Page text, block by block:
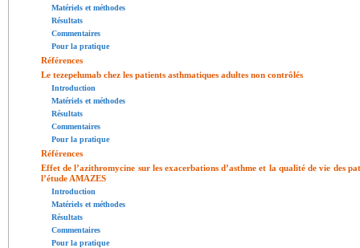
Matériels et méthodes
Résultats
Commentaires
Pour la pratique
Références
Le tezepelumab chez les patients asthmatiques adultes non contrôlés
Introduction
Matériels et méthodes
Résultats
Commentaires
Pour la pratique
Références
Effet de l’azithromycine sur les exacerbations d’asthme et la qualité de vie des
l’étude AMAZES
Introduction
Matériels et méthodes
Résultats
Commentaires
Pour la pratique